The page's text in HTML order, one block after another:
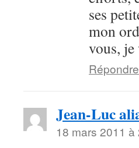
ses
mon
vous, je
Répondre
Jean-Luc
18 mars 2011 à